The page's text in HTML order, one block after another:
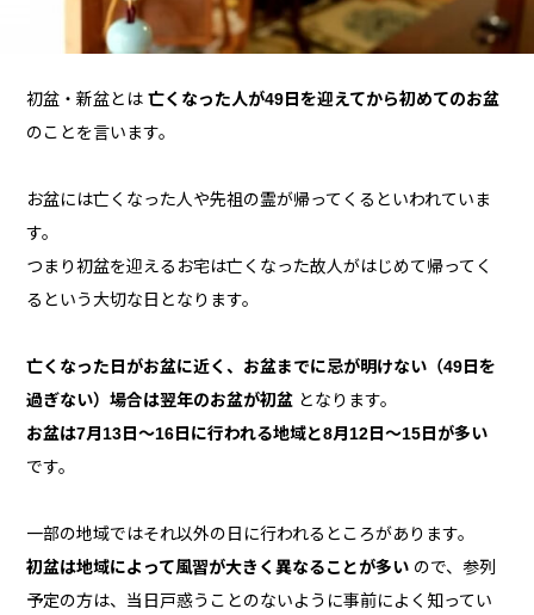
初盆・新盆とは亡くなった人が49日を迎えてから初めてのお盆
のことを言います。
お盆には亡くなった人や先祖の霊が帰ってくるといわれていま
す。
つまり初盆を迎えるお宅は亡くなった故人がはじめて帰ってく
るという大切な日となります。
亡くなった日がお盆に近く、お盆までに忌が明けない（49日を
過ぎない）場合は翌年のお盆が初盆 となります。
お盆は7月13日～16日に行われる地域と8月12日～15日が多い
です。
一部の地域ではそれ以外の日に行われるところがあります。
初盆は地域によって風習が大きく異なることが多い ので、参列
予定の方は、当日戸惑うことのないように事前によく知ってい